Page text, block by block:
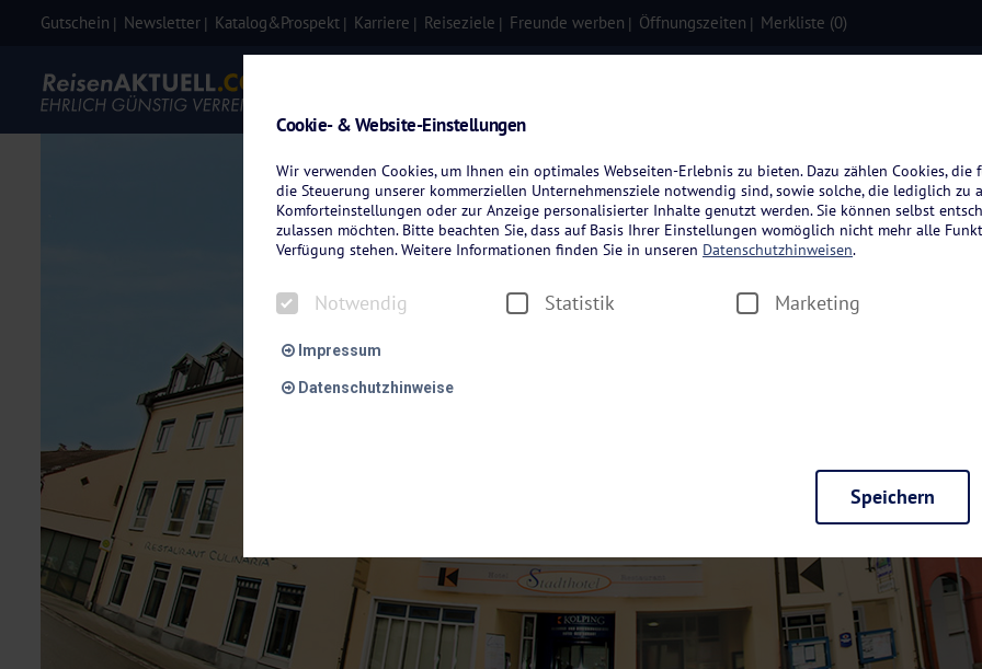
Gutschein Newsletter Katalog&Prospekt Karriere Reiseziele Freunde werben Öffnungszeiten Merkliste (0)
Cookie- & Website-Einstellungen
Wir verwenden Cookies, um Ihnen ein optimales Webseiten-Erlebnis zu bieten. Dazu zählen Cookies,
die Steuerung unserer kommerziellen Unternehmensziele notwendig sind, sowie solche, die lediglich zu
Komforteinstellungen oder zur Anzeige personalisierter Inhalte genutzt werden. Sie können selbst
zulassen möchten. Bitte beachten Sie, dass auf Basis Ihrer Einstellungen womöglich nicht mehr alle
Verfügung stehen. Weitere Informationen finden Sie in unseren Datenschutzhinweisen.
Notwendig Statistik Marketing
Impressum
Datenschutzhinweise
Diese Cookies sind für den Betrieb der Seite unbedingt notwendig und ermöglichen beispielsweise
möchten, um Ihnen unsere Dienste bei einem erneuten Besuch unserer Seite schneller zur Verfügung zu
Statistik
Um unser Angebot und unsere Webseite weiter zu verbessern, erfassen wir anonymisierte Daten für
dieser Cookies können wir beispielsweise die Besucherzahlen und den Effekt bestimmter Seiten unseres
unsere Inhalte optimieren. Wir nutzen hierfür Dienste von Google und Facebook. Durch diese Dienste
Speichern